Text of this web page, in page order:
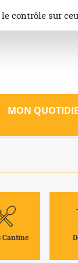
Site
MON
Cantine
contrôle sur